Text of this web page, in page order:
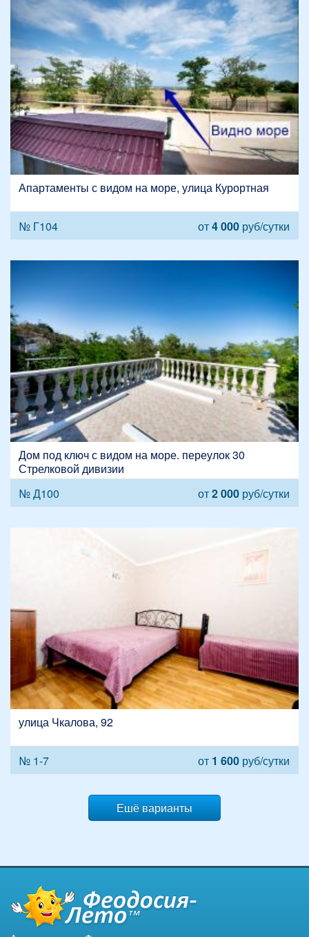
Апартаменты с видом на море, улица Курортная
№ Г104 от4 000 руб/сутки
Дом под ключ с видом на море. переулок 30
Стрелковой дивизии
№ Д100
от2 000 руб/сутки
улица Чкалова, 92
№ 1-7 от 1 600 руб/сутки
Ешё варианты